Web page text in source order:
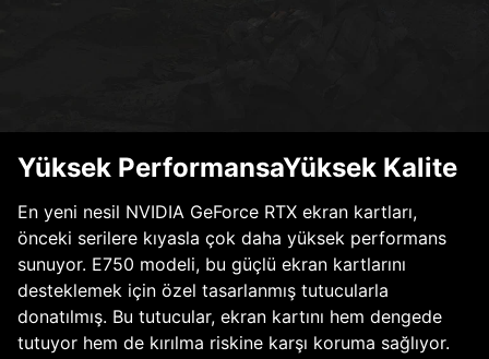
Yüksek PerformansaYüksek Kalite
En yeni nesil NVIDIA GeForce RTX ekran kartları,
önceki serilere kıyasla çok daha yüksek performans
sunuyor. E750 modeli, bu güçlü ekran kartlarını
desteklemek için özel tasarlanmış tutucularla
donatılmış. Bu tutucular, ekran kartını hem dengede
tutuyor hem de kırılma riskine karşı koruma sağlıyor.